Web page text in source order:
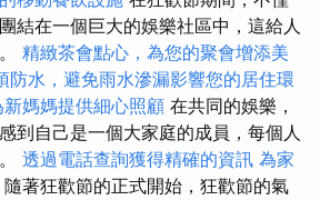
結在一個巨大的娛樂社區中，這給人
精緻茶會點心，為您的聚會增添美
防水，避免雨水滲漏影響您的居住環
媽媽提供細心照顧 在共同的娛樂，
到自己是一個大家庭的成員，每個人
透過電話查詢獲得精確的資訊 為家
隨著狂歡節的正式開始，狂​​歡節的氣